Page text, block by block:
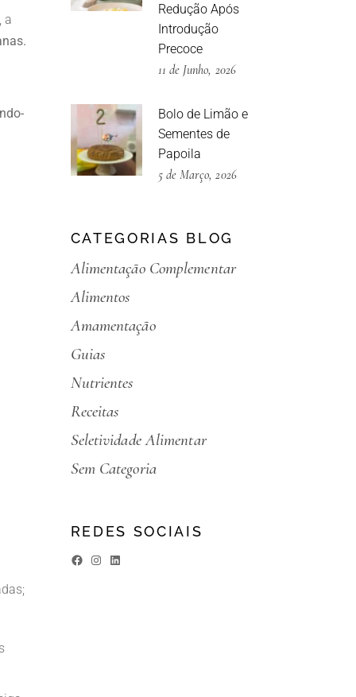
a
Redução Após
Introdução
Precoce
11 de Junho, 2026
Bolo de Limão e
Sementes de
Papoila
5 de Março, 2026
CATEGORIAS BLOG
Alimentação Complementar
Alimentos
Amamentação
Guias
Nutrientes
Receitas
Seletividade Alimentar
Sem Categoria
REDES SOCIAIS